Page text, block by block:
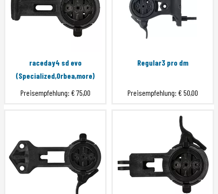
raceday4 sd evo
(Specialized,Orbea,more)
Preisempfehlung: € 75,00
Regular3 pro dm
Preisempfehlung: € 50,00